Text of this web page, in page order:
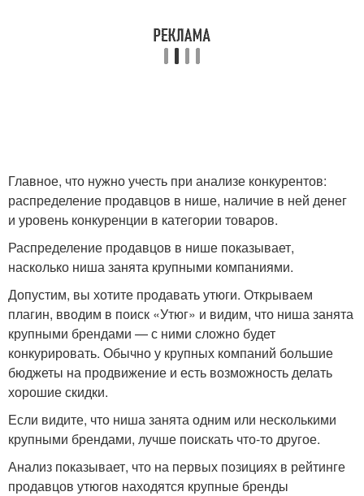
Главное, что нужно учесть при анализе конкурентов:
распределение продавцов в нише, наличие в ней денег
и уровень конкуренции в категории товаров.
Распределение продавцов в нише показывает,
насколько ниша занята крупными компаниями.
Допустим, вы хотите продавать утюги. Открываем
плагин, вводим в поиск «Утюг» и видим, что ниша занята
крупными брендами — с ними сложно будет
конкурировать. Обычно у крупных компаний большие
бюджеты на продвижение и есть возможность делать
хорошие скидки.
Если видите, что ниша занята одним или несколькими
крупными брендами, лучше поискать что-то другое.
Анализ показывает, что на первых позициях в рейтинге
продавцов утюгов находятся крупные бренды